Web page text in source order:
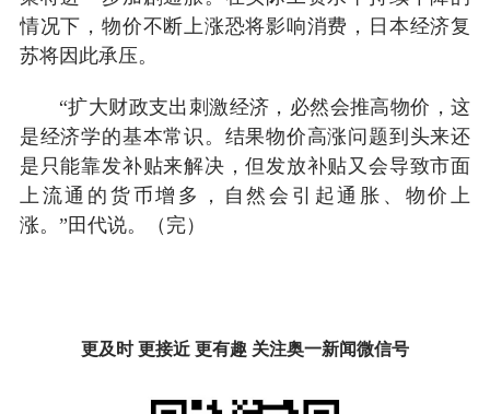
情况下，物价不断上涨恐将影响消费，日本经济复
苏将因此承压。
“扩大财政支出刺激经济，必然会推高物价，这
是经济学的基本常识。结果物价高涨问题到头来还
是只能靠发补贴来解决，但发放补贴又会导致市面
上流通的货币增多，自然会引起通胀、物价上
涨。”田代说。（完）
更及时 更接近 更有趣 关注奥一新闻微信号